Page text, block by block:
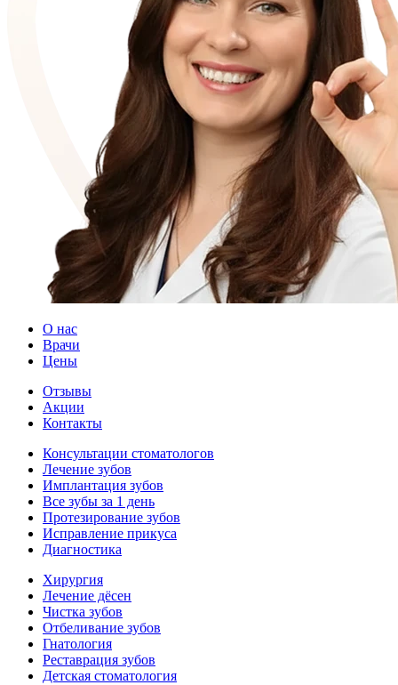
О нас
Врачи
Цены
Отзывы
Акции
Контакты
Консультации стоматологов
Лечение зубов
Имплантация зубов
Все зубы за 1 день
Протезирование зубов
Исправление прикуса
Диагностика
Хирургия
Лечение дёсен
Чистка зубов
Отбеливание зубов
Гнатология
Реставрация зубов
Детская стоматология